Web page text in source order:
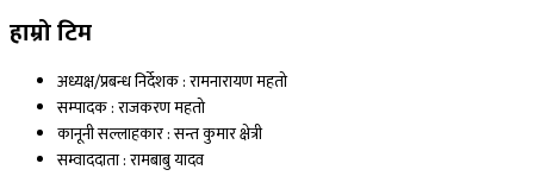
हाम्रो टिम
अध्यक्ष/प्रबन्ध निर्देशक : रामनारायण महतो
सम्पादक : राजकरण महतो
कानूनी सल्लाहकार : सन्त कुमार क्षेत्री
सम्वाददाता : रामबाबु यादव